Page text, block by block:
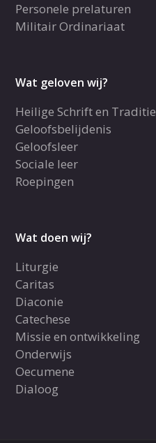
Personele prelaturen
Militair Ordinariaat
Wat geloven wij?
Heilige Schrift en Traditie
Geloofsbelijdenis
Geloofsleer
Sociale leer
Roepingen
Wat doen wij?
Liturgie
Caritas
Diaconie
Catechese
Missie en ontwikkeling
Onderwijs
Oecumene
Dialoog